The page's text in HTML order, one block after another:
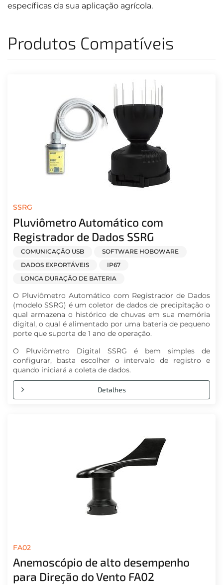
específicas da sua aplicação agrícola.
Produtos Compatíveis
SSRG
Pluviômetro Automático com
Registrador de Dados SSRG
COMUNICAÇÃO USB
SOFTWARE HOBOWARE
DADOS EXPORTÁVEIS
IP67
LONGA DURAÇÃO DE BATERIA
O Pluviômetro Automático com Registrador de Dados
(modelo SSRG) é um coletor de dados de precipitação o
qual armazena o histórico de chuvas em sua memória
digital, o qual é alimentado por uma bateria de pequeno
porte que suporta de 1 ano de operação.
O Pluviômetro Digital SSRG é bem simples de
configurar, basta escolher o intervalo de registro e
quando iniciará a coleta de dados.
Detalhes
FA02
Anemoscópio de alto desempenho
para Direção do Vento FA02